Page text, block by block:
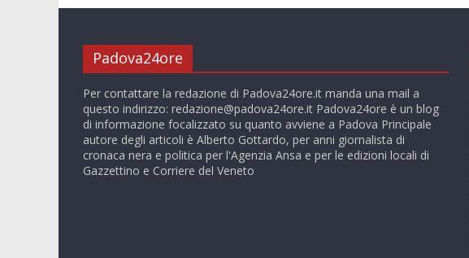
Padova24ore
Per contattare la redazione di Padova24ore.it manda una mail a
questo indirizzo: redazione@padova24ore.it Padova24ore è un blog
di informazione focalizzato su quanto avviene a Padova Principale
autore degli articoli è Alberto Gottardo, per anni giornalista di
cronaca nera e politica per l'Agenzia Ansa e per le edizioni locali di
Gazzettino e Corriere del Veneto